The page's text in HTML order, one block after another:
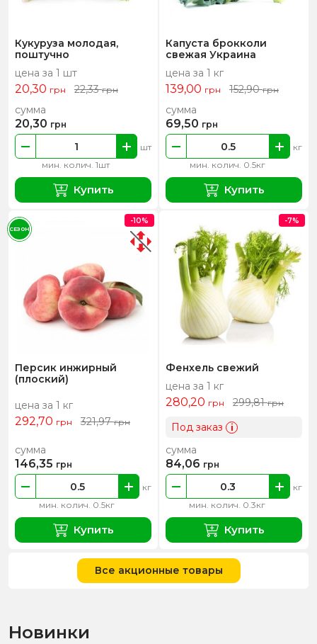
Кукуруза молодая,
поштучно
цена за 1 шт
20,30 грн 22,33грн
мин. колич. 1шт
шт
сумма
20,30 грн
Купить
Капуста брокколи
свежая Украина
цена за 1 кг
139,00 грн 152,90грн
мин. колич. 0.5кг
кг
сумма
69,50 грн
Купить
Персик инжирный
(плоский)
цена за 1 кг
292,70 грн 321,97грн
мин. колич. 0.5кг
кг
сумма
146,35 грн
Купить
-10%
СЕЗОН
Фенхель свежий
цена за 1 кг
280,20 грн 299,81грн
Под заказ i
мин. колич. 0.3кг
кг
сумма
84,06 грн
Купить
-7%
Все акционные товары
Новинки